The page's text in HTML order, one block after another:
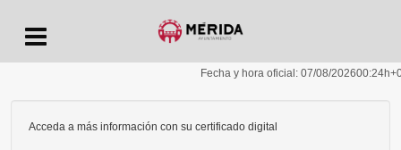
Fecha y hora oficial: 07/08/202600:24h
Acceda a más información con su certificado digital